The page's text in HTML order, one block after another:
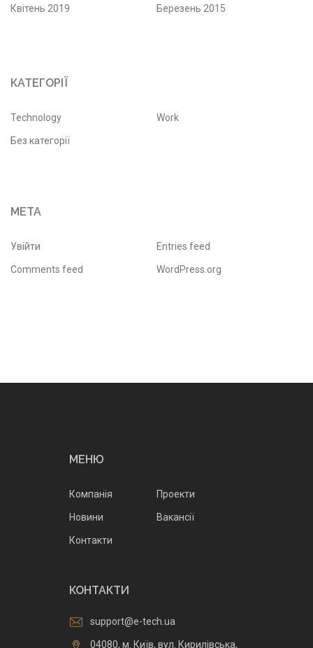
Квітень 2019 Березень 2015
КАТЕГОРІЇ
Technology Work
Без категорії
МЕТА
Увійти Entries feed
Comments feed WordPress.org
МЕНЮ
Компанія Проекти
Новини Вакансії
Контакти
КОНТАКТИ
support@e-tech.ua
04080, м. Київ, вул. Кирилівська,